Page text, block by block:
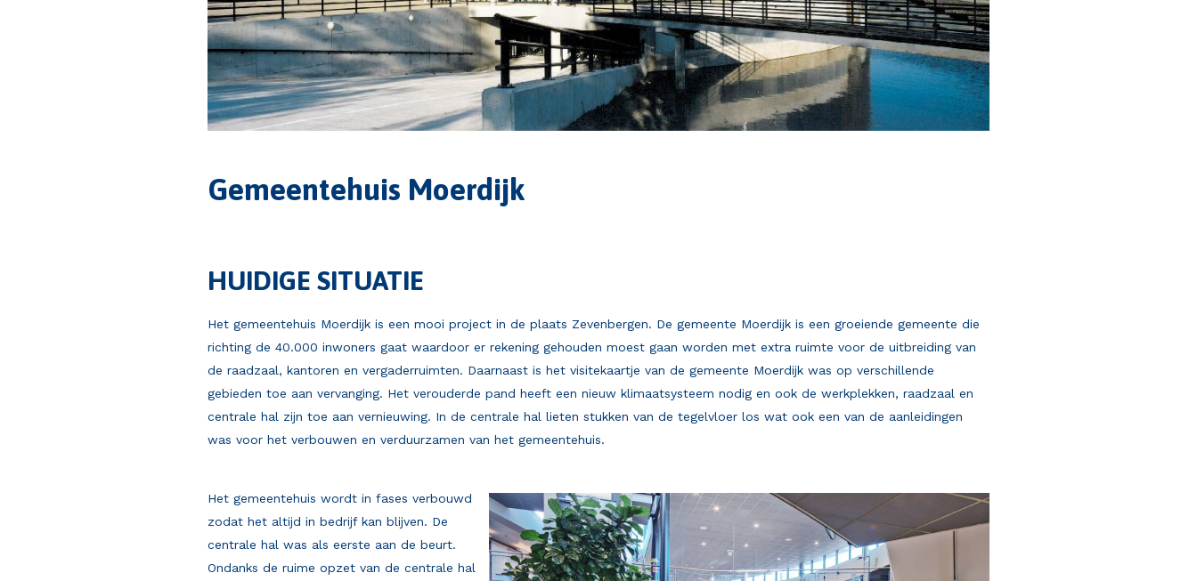
Gemeentehuis Moerdijk
HUIDIGE SITUATIE
Het gemeentehuis Moerdijk is een mooi project in de plaats Zevenbergen. De gemeente Moerdijk is een groeiende gemeente die
richting de 40.000 inwoners gaat waardoor er rekening gehouden moest gaan worden met extra ruimte voor de uitbreiding van
de raadzaal, kantoren en vergaderruimten. Daarnaast is het visitekaartje van de gemeente Moerdijk was op verschillende
gebieden toe aan vervanging. Het verouderde pand heeft een nieuw klimaatsysteem nodig en ook de werkplekken, raadzaal en
centrale hal zijn toe aan vernieuwing. In de centrale hal lieten stukken van de tegelvloer los wat ook een van de aanleidingen
was voor het verbouwen en verduurzamen van het gemeentehuis.
Het gemeentehuis wordt in fases verbouwd
zodat het altijd in bedrijf kan blijven. De
centrale hal was als eerste aan de beurt.
Ondanks de ruime opzet van de centrale hal